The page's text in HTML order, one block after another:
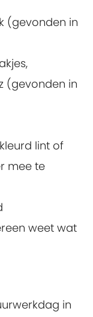
(gevonden in
(gevonden in
lint of
mee te
weet wat
in